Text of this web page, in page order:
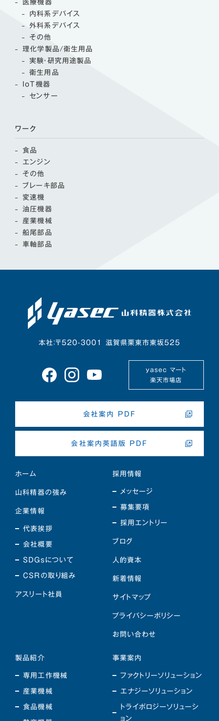
医療機器
内科系デバイス
外科系デバイス
その他
理化学製品/衛生用品
実験・研究用途製品
衛生用品
IoT機器
センサー
ワーク
食品
エンジン
その他
ブレーキ部品
変速機
油圧機器
産業機械
船尾部品
車軸部品
本社：〒520-3001 滋賀県栗東市東坂525
yasec マート
楽天市場店
会社案内 PDF
会社案内英語版 PDF
ホーム
山科精器の強み
企業情報
代表挨拶
会社概要
SDGsについて
CSRの取り組み
アスリート社員
事業案内
ファクトリーソリューション
エナジーソリューション
トライボロジーソリューシ
ョン
製品紹介
専用工作機械
産業機械
食品機械
採用情報
メッセージ
募集要項
採用エントリー
ブログ
人的資本
新着情報
サイトマップ
プライバシーポリシー
お問い合わせ